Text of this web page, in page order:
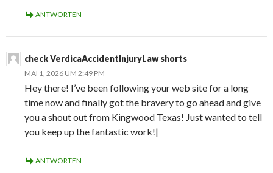
ANTWORTEN
check VerdicaAccidentInjuryLaw shorts
MAI 1, 2026 UM 2:49 PM
Hey there! I’ve been following your web site for a long
time now and finally got the bravery to go ahead and give
you a shout out from Kingwood Texas! Just wanted to tell
you keep up the fantastic work!|
ANTWORTEN